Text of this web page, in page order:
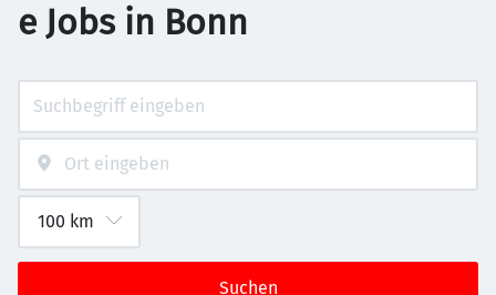
e Jobs in Bonn
Suchen